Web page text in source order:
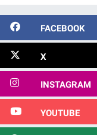
FACEBOOK
X
INSTAGRAM
YOUTUBE